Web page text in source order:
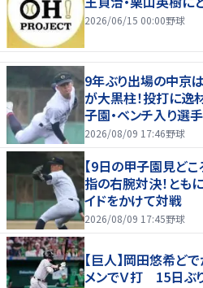
2026/06/15 00:00野球
9年ぶり出場の中京
が大黒柱！投打に逸
子園・ベンチ入り選手
2026/08/09 17:46野球
【9日の甲子園見ど
指の右腕対決！とも
イドをかけて対戦
2026/08/09 17:45野球
【巨人】岡田悠希ど
メンでＶ打 15日ぶ